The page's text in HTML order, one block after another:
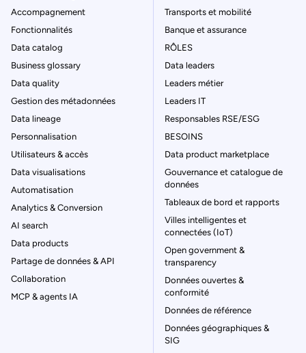
Accompagnement
Fonctionnalités
Data catalog
Business glossary
Data quality
Gestion des métadonnées
Data lineage
Personnalisation
Utilisateurs & accès
Data visualisations
Automatisation
Analytics & Conversion
AI search
Data products
Partage de données & API
Collaboration
MCP & agents IA
Transports et mobilité
Banque et assurance
RÔLES
Data leaders
Leaders métier
Leaders IT
Responsables RSE/ESG
BESOINS
Data product marketplace
Gouvernance et catalogue de
données
Tableaux de bord et rapports
Villes intelligentes et
connectées (IoT)
Open government &
transparency
Données ouvertes &
conformité
Données de référence
Données géographiques &
SIG